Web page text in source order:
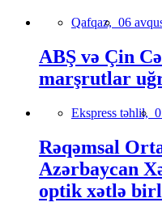
Qafqaz, 06
ABŞ və Çin
marşrutlar
Ekspress təhlil,
Rəqəmsal
Azərbaycan
optik xətlə